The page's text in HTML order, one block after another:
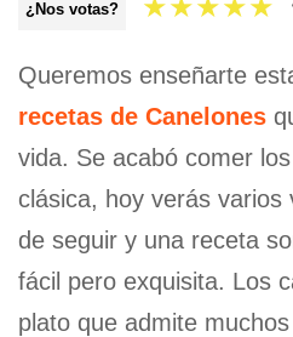
¿Nos votas?
Queremos enseñarte
recetas de Canelones
vida. Se acabó comer
clásica, hoy verás
de seguir y una receta
fácil pero exquisita. Los
plato que admite